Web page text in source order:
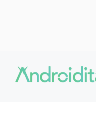
contenuto